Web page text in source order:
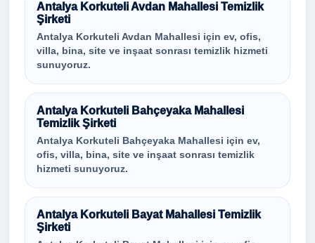
Antalya Korkuteli Avdan Mahallesi Temizlik
Şirketi
Antalya Korkuteli Avdan Mahallesi için ev, ofis,
villa, bina, site ve inşaat sonrası temizlik hizmeti
sunuyoruz.
Antalya Korkuteli Bahçeyaka Mahallesi
Temizlik Şirketi
Antalya Korkuteli Bahçeyaka Mahallesi için ev,
ofis, villa, bina, site ve inşaat sonrası temizlik
hizmeti sunuyoruz.
Antalya Korkuteli Bayat Mahallesi Temizlik
Şirketi